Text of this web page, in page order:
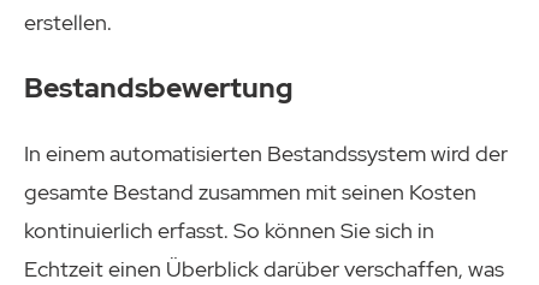
erstellen.
Bestandsbewertung
In einem automatisierten Bestandssystem wird der
gesamte Bestand zusammen mit seinen Kosten
kontinuierlich erfasst. So können Sie sich in
Echtzeit einen Überblick darüber verschaffen, was